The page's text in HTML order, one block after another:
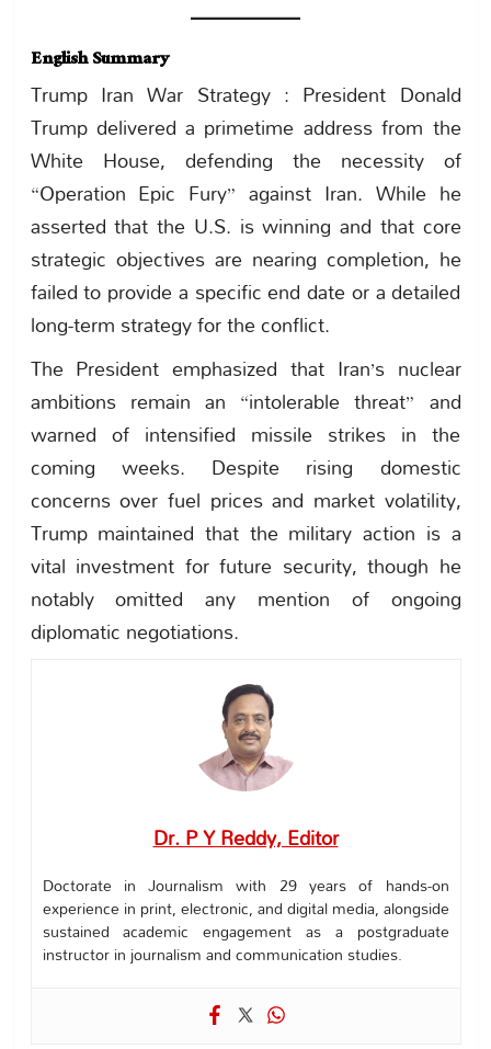
English Summary
Trump Iran War Strategy : President Donald
Trump delivered a primetime address from the
White House, defending the necessity of
“Operation Epic Fury” against Iran. While he
asserted that the U.S. is winning and that core
strategic objectives are nearing completion, he
failed to provide a specific end date or a detailed
long-term strategy for the conflict.
The President emphasized that Iran’s nuclear
ambitions remain an “intolerable threat” and
warned of intensified missile strikes in the
coming weeks. Despite rising domestic
concerns over fuel prices and market volatility,
Trump maintained that the military action is a
vital investment for future security, though he
notably omitted any mention of ongoing
diplomatic negotiations.
Dr. P Y Reddy, Editor
Doctorate in Journalism with 29 years of hands-on
experience in print, electronic, and digital media, alongside
sustained academic engagement as a postgraduate
instructor in journalism and communication studies.